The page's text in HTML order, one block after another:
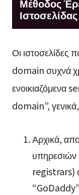
Μέθοδος
Ιστοσελίδας
Οι ιστοσελίδες
domain συχνά
ενοικιαζόμενα
domain”, γενικά,
Αρχικά,
registrars)
“GoDaddy”